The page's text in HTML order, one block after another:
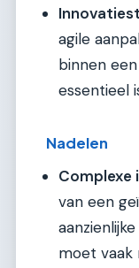
agile
binnen
essentieel
Nadelen
Complexe
van een
moet vaak